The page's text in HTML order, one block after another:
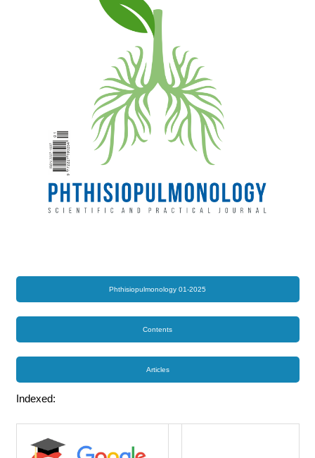
Phthisiopulmonology 01-2025
Contents
Articles
Indexed: